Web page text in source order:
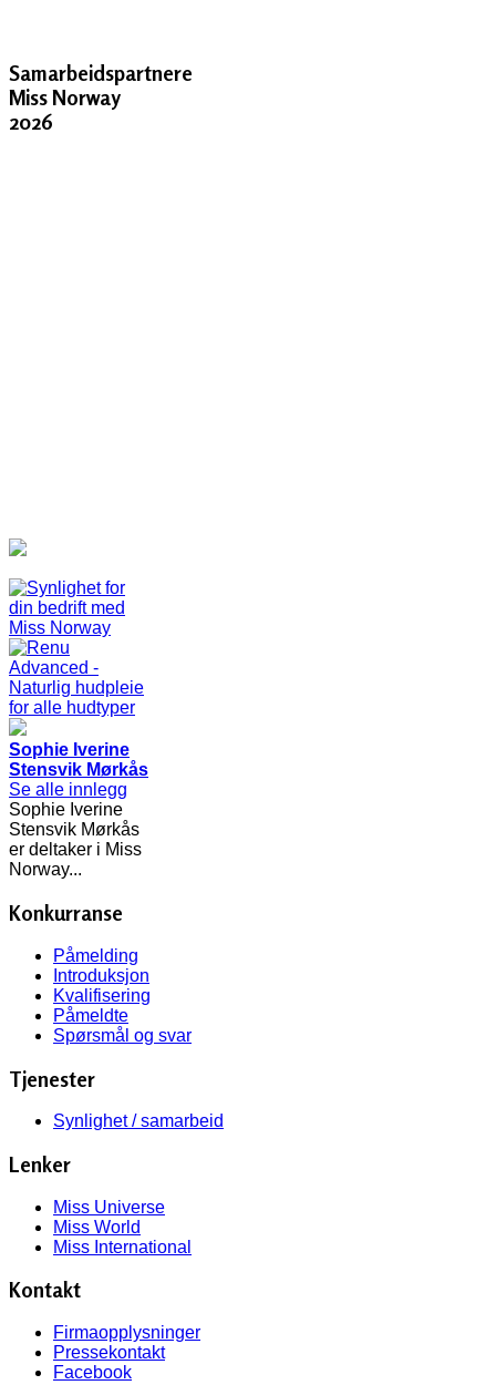
Samarbeidspartnere
Miss Norway
2026
Sophie Iverine
Stensvik Mørkås
Se alle innlegg
Sophie Iverine
Stensvik Mørkås
er deltaker i Miss
Norway...
Konkurranse
Påmelding
Introduksjon
Kvalifisering
Påmeldte
Spørsmål og svar
Tjenester
Synlighet / samarbeid
Lenker
Miss Universe
Miss World
Miss International
Kontakt
Firmaopplysninger
Pressekontakt
Facebook